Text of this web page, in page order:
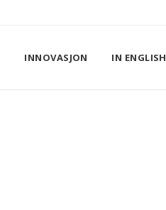
INNOVASJON IN ENGLISH